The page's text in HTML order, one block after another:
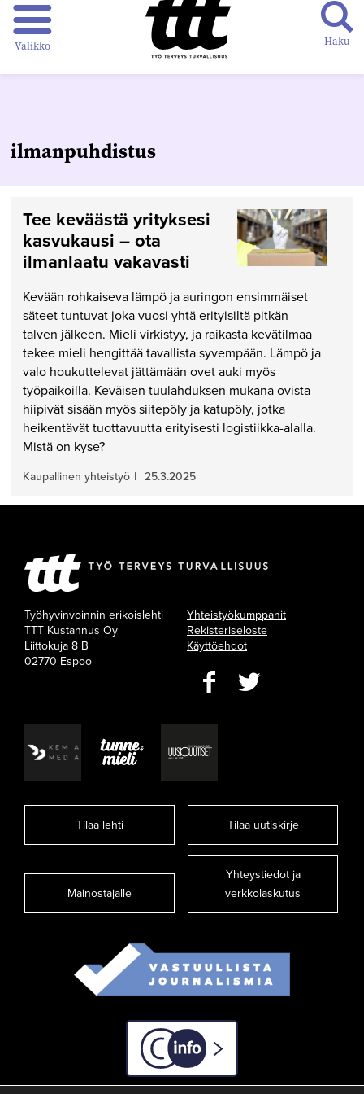
Valikko Haku
ilmanpuhdistus
Tee keväästä yrityksesi
kasvukausi – ota
ilmanlaatu vakavasti
Kevään rohkaiseva lämpö ja auringon ensimmäiset
säteet tuntuvat joka vuosi yhtä erityisiltä pitkän
talven jälkeen. Mieli virkistyy, ja raikasta kevätilmaa
tekee mieli hengittää tavallista syvempään. Lämpö ja
valo houkuttelevat jättämään ovet auki myös
työpaikoilla. Keväisen tuulahduksen mukana ovista
hiipivät sisään myös siitepöly ja katupöly, jotka
heikentävät tuottavuutta erityisesti logistiikka-alalla.
Mistä on kyse?
Kaupallinen yhteistyö | 25.3.2025
Työhyvinvoinnin erikoislehti
TTT Kustannus Oy
Liittokuja 8 B
02770 Espoo
Yhteistyökumppanit
Rekisteriseloste
Käyttöehdot
Tilaa lehti Tilaa uutiskirje
Mainostajalle
Yhteystiedot ja
verkkolaskutus
C-info